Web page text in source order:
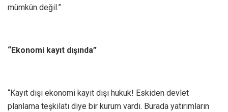
mümkün değil.”
“Ekonomi kayıt dışında”
“Kayıt dışı ekonomi kayıt dışı hukuk! Eskiden devlet
planlama teşkilatı diye bir kurum vardı. Burada yatırımların